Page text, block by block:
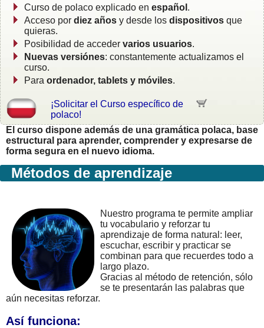
Curso de polaco explicado en español .
Acceso por diez años y desde los dispositivos que
quieras.
Posibilidad de acceder varios usuarios.
Nuevas versiónes: constantemente actualizamos el
curso.
Para ordenador, tablets y móviles.
¡Solicitar el Curso específico de
polaco!
El curso dispone además de una gramática polaca, base
estructural para aprender, comprender y expresarse de
forma segura en el nuevo idioma.
Métodos de aprendizaje
Nuestro programa te permite ampliar
tu vocabulario y reforzar tu
aprendizaje de forma natural: leer,
escuchar, escribir y practicar se
combinan para que recuerdes todo a
largo plazo.
Gracias al método de retención, sólo
se te presentarán las palabras que
aún necesitas reforzar.
Así funciona: